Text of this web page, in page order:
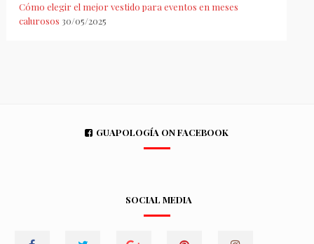
Cómo elegir el mejor vestido para eventos en meses
calurosos 30/05/2025
GUAPOLOGÍA ON FACEBOOK
SOCIAL MEDIA